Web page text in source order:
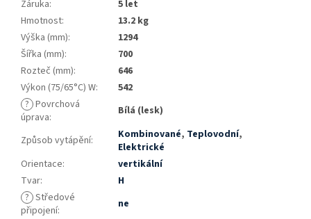
Záruka:
5 let
Hmotnost:
13.2 kg
Výška (mm):
1294
Šířka (mm):
700
Rozteč (mm):
646
Výkon (75/65°C) W:
542
? Povrchová
úprava: Bílá (lesk)
Způsob vytápění: Kombinované, Teplovodní,
Elektrické
Orientace:
vertikální
Tvar:
H
? Středové
připojení:
ne